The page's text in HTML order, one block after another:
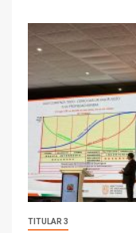
TITULAR 3